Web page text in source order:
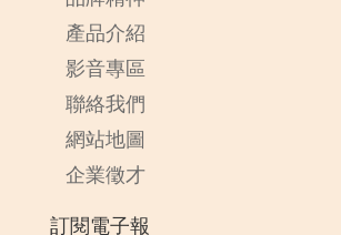
產品介紹
影音專區
聯絡我們
網站地圖
企業徵才
訂閱電子報